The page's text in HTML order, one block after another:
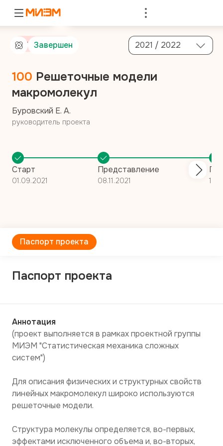
Завершен 2021 / 2022
От компании
100 Решеточные модели
макромолекул
Буровский Е. А.
руководитель проекта
Старт
01.09.2021
Представление
08.11.2021
Паспорт проекта
Паспорт проекта
Аннотация
(проект выполняется в рамках проектной группы
МИЭМ "Статистическая механика сложных
систем")
Для описания физических и структурных свойств
линейных макромолекул широко используются
решеточные модели.
Структура молекулы определяется, во-первых,
эффектами исключенного объема и, во-вторых,